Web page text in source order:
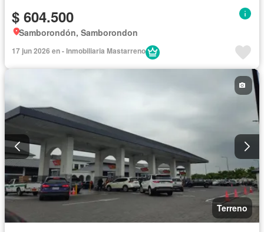
$ 604.500
Samborondón, Samborondon
17 jun 2026 en - Inmobiliaria Mastarreno
Terreno